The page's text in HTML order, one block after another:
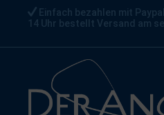
Einfach bezahlen mit
14 Uhr bestellt Versand am